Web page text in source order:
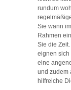
rundum
Sie wann
Rahmen
Sie die
eignen sich
eine
und zudem
hilfreiche